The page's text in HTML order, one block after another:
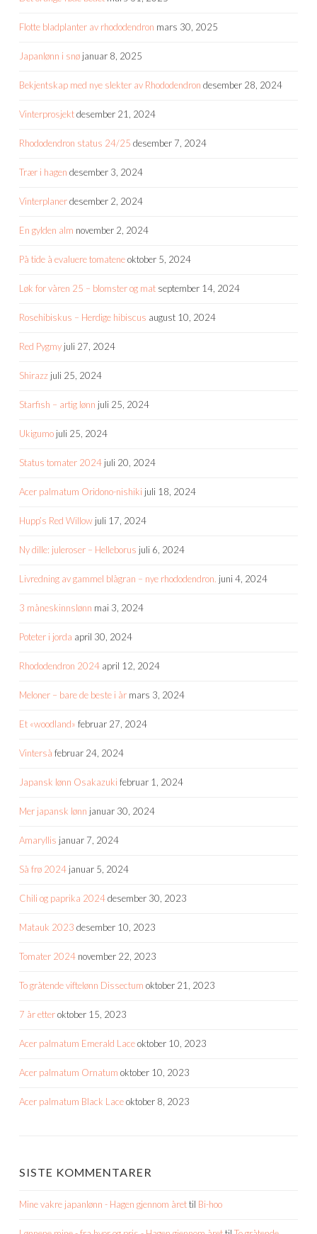
Flotte bladplanter av rhododendron mars 30, 2025
Japanlønn i snø januar 8, 2025
Bekjentskap med nye slekter av Rhododendron desember 28, 2024
Vinterprosjektdesember 21, 2024
Rhododendron status 24/25 desember 7, 2024
Trær i hagen desember 3, 2024
Vinterplanerdesember 2, 2024
En gylden alm november 2, 2024
På tide å evaluere tomateneoktober 5, 2024
Løk for våren 25 – blomster og mat september 14, 2024
Rosehibiskus – Herdige hibiscus august 10, 2024
Red Pygmy juli 27, 2024
Shirazz juli 25, 2024
Starfish – artig lønn juli 25, 2024
Ukigumo juli 25, 2024
Status tomater 2024 juli 20, 2024
Acer palmatum Oridono-nishiki juli 18, 2024
Hupp’s Red Willow juli 17, 2024
Ny dille: juleroser – Helleborus juli 6, 2024
Livredning av gammel blågran – nye rhododendron. juni 4, 2024
3 måneskinnslønn mai 3, 2024
Poteter i jorda april 30, 2024
Rhododendron 2024 april 12, 2024
Meloner – bare de beste i år mars 3, 2024
Et «woodland» februar 27, 2024
Vinterså februar 24, 2024
Japansk lønn Osakazuki februar 1, 2024
Mer japansk lønn januar 30, 2024
Amaryllis januar 7, 2024
Så frø 2024 januar 5, 2024
Chili og paprika 2024desember 30, 2023
Matauk 2023 desember 10, 2023
Tomater 2024 november 22, 2023
To gråtende viftelønn Dissectum oktober 21, 2023
7 år etteroktober 15, 2023
Acer palmatum Emerald Laceoktober 10, 2023
Acer palmatum Ornatum oktober 10, 2023
Acer palmatum Black Laceoktober 8, 2023
SISTE KOMMENTARER
Mine vakre japanlønn - Hagen gjennom årettil Bi-hoo